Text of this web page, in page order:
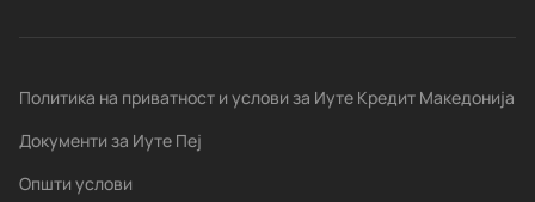
Политика на приватност и услови за Иуте Кредит Македонија
Документи за Иуте Пеј
Општи услови